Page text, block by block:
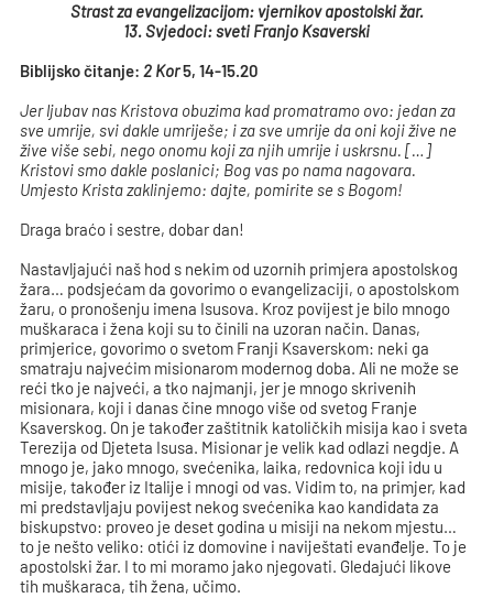
Strast za evangelizacijom: vjernikov apostolski žar.
13.Svjedoci: sveti Franjo Ksaverski
Biblijsko čitanje:2 Kor5, 14-15.20
Jer ljubav nas Kristova obuzima kad promatramo ovo: jedan za
sve umrije, svi dakle umriješe; i za sve umrije da oni koji žive ne
žive više sebi, nego onomu koji za njih umrije i uskrsnu.[…]
Kristovi smo dakle poslanici; Bog vas po nama nagovara.
Umjesto Krista zaklinjemo: dajte, pomirite se s Bogom!
Draga braćo i sestre, dobar dan!
Nastavljajući naš hod s nekim od uzornih primjera apostolskog
žara… podsjećam da govorimo o evangelizaciji, o apostolskom
žaru, o pronošenju imena Isusova. Kroz povijest je bilo mnogo
muškaraca i žena koji su to činili na uzoran način. Danas,
primjerice, govorimo o svetom Franji Ksaverskom: neki ga
smatraju najvećim misionarom modernog doba. Ali ne može se
reći tko je najveći, a tko najmanji, jer je mnogo skrivenih
misionara, koji i danas čine mnogo više od svetog Franje
Ksaverskog. On je također zaštitnik katoličkih misija kao i sveta
Terezija od Djeteta Isusa. Misionar je velik kad odlazi negdje. A
mnogo je, jako mnogo, svećenika, laika, redovnica koji idu u
misije, također iz Italije i mnogi od vas. Vidim to, na primjer, kad
mi predstavljaju povijest nekog svećenika kao kandidata za
biskupstvo: proveo je deset godina u misiji na nekom mjestu…
to je nešto veliko: otići iz domovine i naviještati evanđelje. To je
apostolski žar. I to mi moramo jako njegovati. Gledajući likove
tih muškaraca, tih žena, učimo.